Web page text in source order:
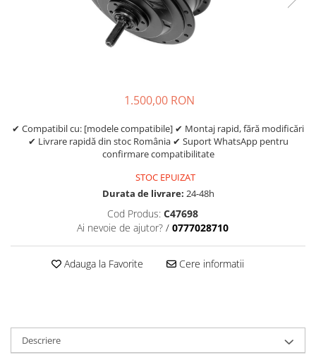
https://www.doctortrotineta.ro/lumini
https://www.doctortrotineta.ro/cadru
Cricuri trotineta
1.500,00 RON
✔ Compatibil cu: [modele compatibile] ✔ Montaj rapid, fără modificări
✔ Livrare rapidă din stoc România ✔ Suport WhatsApp pentru
confirmare compatibilitate
STOC EPUIZAT
Durata de livrare: 24-48h
Cod Produs: C47698
Ai nevoie de ajutor? / 0777028710
Adauga la Favorite Cere informatii
Descriere